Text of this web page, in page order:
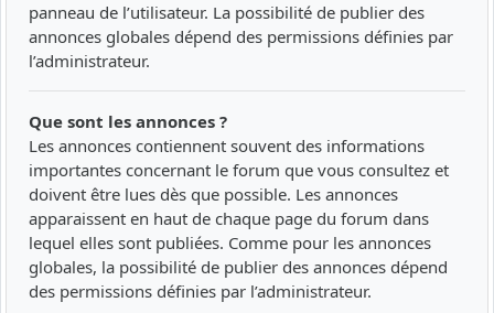
panneau de l’utilisateur. La possibilité de publier des
annonces globales dépend des permissions définies par
l’administrateur.
Que sont les annonces ?
Les annonces contiennent souvent des informations
importantes concernant le forum que vous consultez et
doivent être lues dès que possible. Les annonces
apparaissent en haut de chaque page du forum dans
lequel elles sont publiées. Comme pour les annonces
globales, la possibilité de publier des annonces dépend
des permissions définies par l’administrateur.